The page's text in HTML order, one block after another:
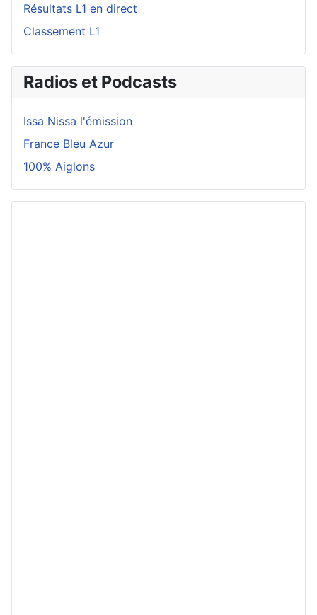
Résultats L1 en direct
Classement L1
Radios et Podcasts
Issa Nissa l'émission
France Bleu Azur
100% Aiglons